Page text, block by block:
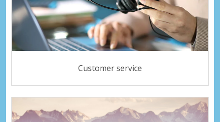
Customer service